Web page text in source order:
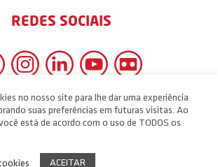
REDES SOCIAIS
no nosso site para lhe dar uma experiência
suas preferências em futuras visitas. Ao
está de acordo com o uso de TODOS os
ACEITAR